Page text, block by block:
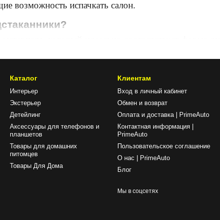
возможность испачкать салон.
в термокружку, проливается при
от дороги. Практичные противоскользящие
снижая риски при вождении.
и текстурированной поверхностью,
повреждениям, нескользящие коврики в
подарком для автолюбителя. Водитель,
Каталог
Интерьер
Экстерьер
Детейлинг
Аксессуары для телефонов и
планшетов
Товары для домашних
питомцев
Товары Для Дома
Клиентам
Вход в личный кабинет
Обмен и возврат
Оплата и доставка | PrimeAuto
Контактная информация |
PrimeAuto
Пользовательское соглашение
О нас | PrimeAuto
Блог
Мы в соцсетях